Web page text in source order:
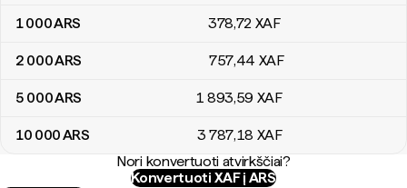
1 000ARS 378,72 XAF
2 000ARS 757,44 XAF
5 000ARS 1 893,59 XAF
10 000ARS 3 787,18 XAF
Nori konvertuoti atvirkščiai?
Konvertuoti XAF į ARS